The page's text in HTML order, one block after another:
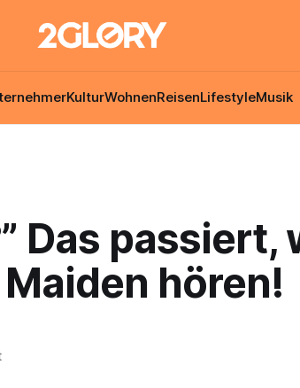
KulturWohnenReisenLifestyleMusik
Das passiert,
hören!